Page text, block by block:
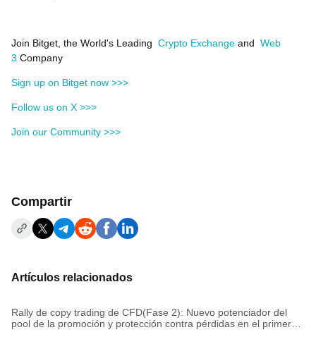
Join Bitget, the World's Leading Crypto Exchange and Web
3 Company
Sign up on Bitget now >>>
Follow us on X >>>
Join our Community >>>
Compartir
Artículos relacionados
Rally de copy trading de CFD(Fase 2): Nuevo potenciador del
pool de la promoción y protección contra pérdidas en el primer